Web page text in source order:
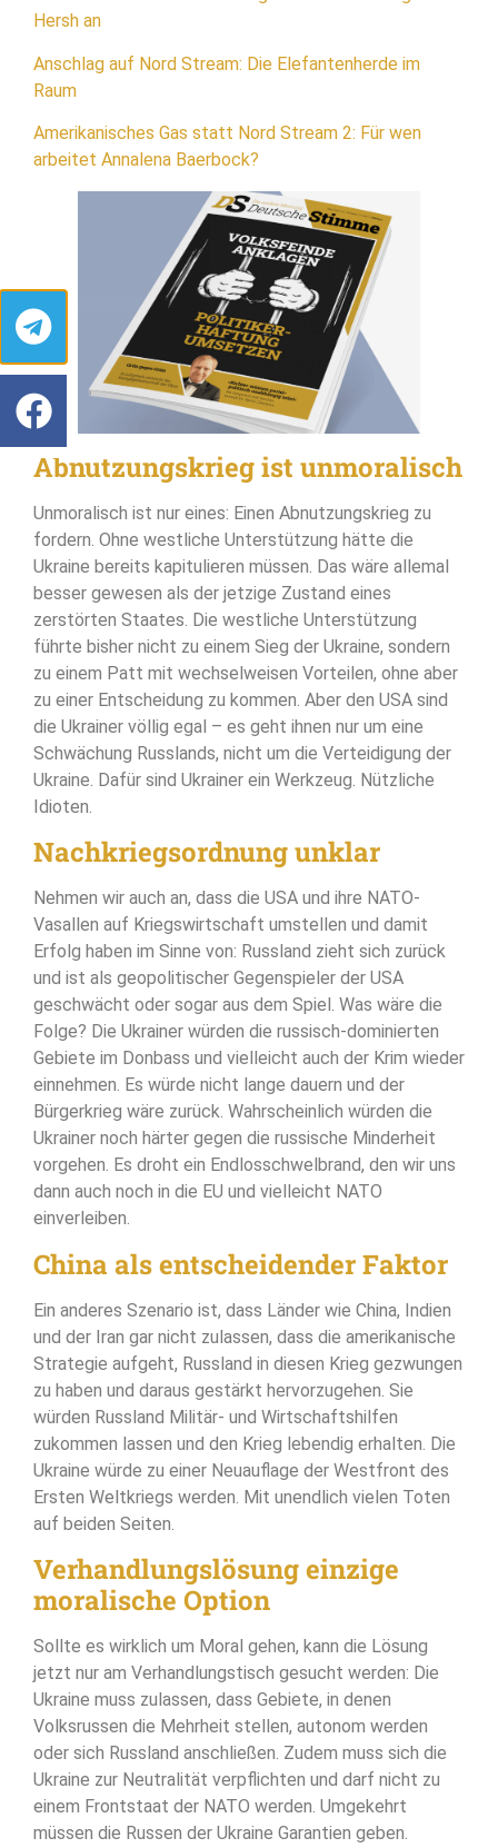
Hersh an
Anschlag auf Nord Stream: Die Elefantenherde im
Raum
Amerikanisches Gas statt Nord Stream 2: Für wen
arbeitet Annalena Baerbock?
Abnutzungskrieg ist unmoralisch
Unmoralisch ist nur eines: Einen Abnutzungskrieg zu
fordern. Ohne westliche Unterstützung hätte die
Ukraine bereits kapitulieren müssen. Das wäre allemal
besser gewesen als der jetzige Zustand eines
zerstörten Staates. Die westliche Unterstützung
führte bisher nicht zu einem Sieg der Ukraine, sondern
zu einem Patt mit wechselweisen Vorteilen, ohne aber
zu einer Entscheidung zu kommen. Aber den USA sind
die Ukrainer völlig egal – es geht ihnen nur um eine
Schwächung Russlands, nicht um die Verteidigung der
Ukraine. Dafür sind Ukrainer ein Werkzeug. Nützliche
Idioten.
Nachkriegsordnung unklar
Nehmen wir auch an, dass die USA und ihre NATO-
Vasallen auf Kriegswirtschaft umstellen und damit
Erfolg haben im Sinne von: Russland zieht sich zurück
und ist als geopolitischer Gegenspieler der USA
geschwächt oder sogar aus dem Spiel. Was wäre die
Folge? Die Ukrainer würden die russisch-dominierten
Gebiete im Donbass und vielleicht auch der Krim wieder
einnehmen. Es würde nicht lange dauern und der
Bürgerkrieg wäre zurück. Wahrscheinlich würden die
Ukrainer noch härter gegen die russische Minderheit
vorgehen. Es droht ein Endlosschwelbrand, den wir uns
dann auch noch in die EU und vielleicht NATO
einverleiben.
China als entscheidender Faktor
Ein anderes Szenario ist, dass Länder wie China, Indien
und der Iran gar nicht zulassen, dass die amerikanische
Strategie aufgeht, Russland in diesen Krieg gezwungen
zu haben und daraus gestärkt hervorzugehen. Sie
würden Russland Militär- und Wirtschaftshilfen
zukommen lassen und den Krieg lebendig erhalten. Die
Ukraine würde zu einer Neuauflage der Westfront des
Ersten Weltkriegs werden. Mit unendlich vielen Toten
auf beiden Seiten.
Verhandlungslösung einzige
moralische Option
Sollte es wirklich um Moral gehen, kann die Lösung
jetzt nur am Verhandlungstisch gesucht werden: Die
Ukraine muss zulassen, dass Gebiete, in denen
Volksrussen die Mehrheit stellen, autonom werden
oder sich Russland anschließen. Zudem muss sich die
Ukraine zur Neutralität verpflichten und darf nicht zu
einem Frontstaat der NATO werden. Umgekehrt
müssen die Russen der Ukraine Garantien geben.